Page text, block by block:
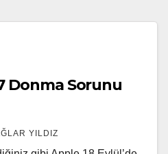
Donma Sorunu
YILDIZ